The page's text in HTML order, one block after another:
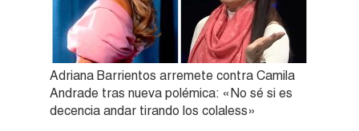
Adriana Barrientos arremete contra Camila
Andrade tras nueva polémica: «No sé si es
decencia andar tirando los colaless»